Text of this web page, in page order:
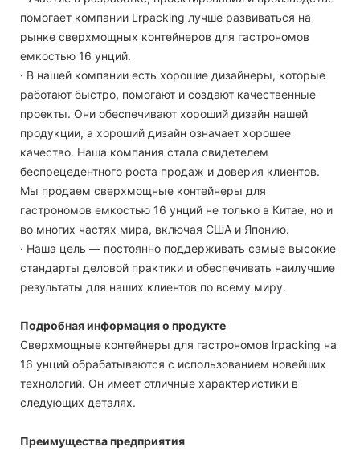
помогает компании Lrpacking лучше развиваться на
рынке сверхмощных контейнеров для гастрономов
емкостью 16 унций.
· В нашей компании есть хорошие дизайнеры, которые
работают быстро, помогают и создают качественные
проекты. Они обеспечивают хороший дизайн нашей
продукции, а хороший дизайн означает хорошее
качество. Наша компания стала свидетелем
беспрецедентного роста продаж и доверия клиентов.
Мы продаем сверхмощные контейнеры для
гастрономов емкостью 16 унций не только в Китае, но и
во многих частях мира, включая США и Японию.
· Наша цель — постоянно поддерживать самые высокие
стандарты деловой практики и обеспечивать наилучшие
результаты для наших клиентов по всему миру.
Подробная информация о продукте
Сверхмощные контейнеры для гастрономов lrpacking на
16 унций обрабатываются с использованием новейших
технологий. Он имеет отличные характеристики в
следующих деталях.
Преимущества предприятия